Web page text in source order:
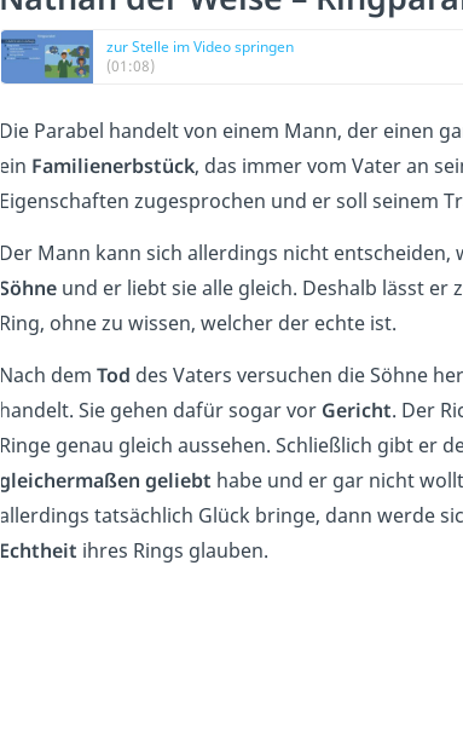
zur Stelle im Video springen
(01:08)
Die Parabel handelt von einem Mann, der einen
ein Familienerbstück, das immer vom Vater an
Eigenschaften zugesprochen und er soll seinem
Der Mann kann sich allerdings nicht
Söhne und er liebt sie alle gleich. Deshalb lässt er
Ring, ohne zu wissen, welcher der echte ist.
Nach dem Tod des Vaters versuchen die Söhne
handelt. Sie gehen dafür sogar vor Gericht. Der
Ringe genau gleich aussehen. Schließlich gibt er
gleichermaßen geliebt habe und er gar nicht
allerdings tatsächlich Glück bringe, dann werde
Echtheit ihres Rings glauben.